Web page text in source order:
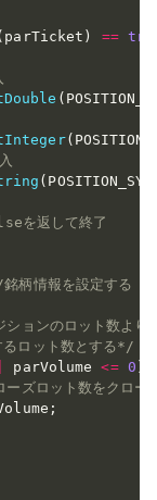
parTicket ) ==
(
(
(
を返して終了
柄情報を設定する
ョンのロット数よ
るロット数とする*/
parVolume <= 0
ズロット数をクロー
;